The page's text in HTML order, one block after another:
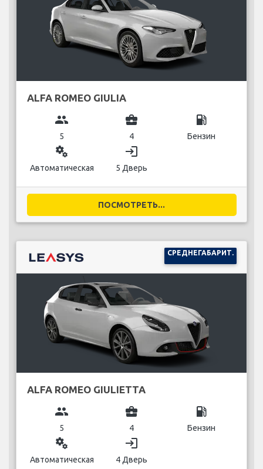
ALFA ROMEO GIULIA
group
5
business_center
4
local_gas_station
Бензин
miscellaneous_services
Автоматическая
login
5 Дверь
ПОСМОТРЕТЬ...
СРЕДНЕГАБАРИТ.
ALFA ROMEO GIULIETTA
group
5
business_center
4
local_gas_station
Бензин
miscellaneous_services
Автоматическая
login
4 Дверь